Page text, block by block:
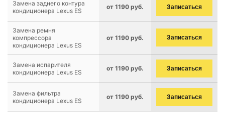
Замена заднего контура
кондиционера Lexus ES
от 1190 руб. Записаться
Замена ремня
компрессора
кондиционера Lexus ES
от 1190 руб. Записаться
Замена испарителя
кондиционера Lexus ES
от 1190 руб. Записаться
Замена фильтра
кондиционера Lexus ES
от 1190 руб. Записаться